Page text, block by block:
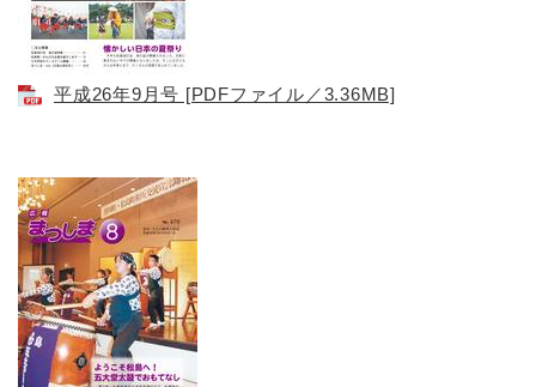
平成26年9月号 [PDFファイル／3.36MB]